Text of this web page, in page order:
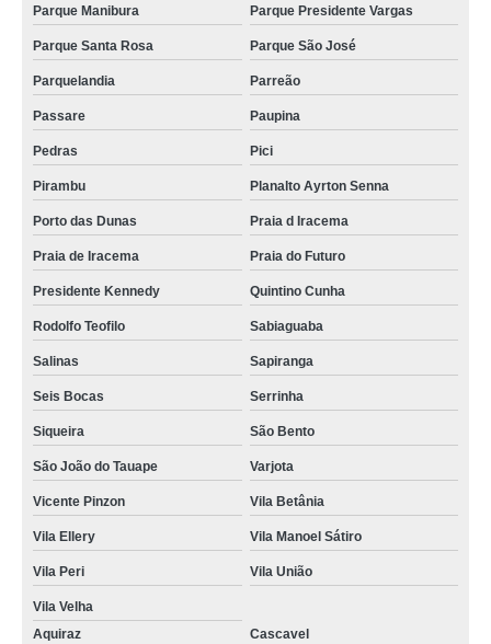
plano de funerária valores Henrique Jorge
empresa de planos de assistência funerária Cajazeiras
plano de assistência funeral familiar Guararapes
empresa de plano funeral para cremação Henrique Jorge
empresa de plano assistência funerária Caucaia
empresa de plano de funerária Chorozinho
valor de plano funeral para cremação Edson Queiroz
planos de assistência funerária Benfica
plano de funerária cotação Meireles
valor de plano de funerária Trairi
planos de assistência funerária valores Parque Manibura
plano de assistência funeral familiar Barroso
plano de funerária Praia de Iracema
valor de plano funerário para cremação Jardim Iracema
Parque Manibura Parque Presidente Vargas
Parque Santa Rosa Parque São José
Parquelandia Parreão
Passare Paupina
Pedras Pici
Pirambu Planalto Ayrton Senna
Porto das Dunas Praia d Iracema
Praia de Iracema Praia do Futuro
Presidente Kennedy Quintino Cunha
Rodolfo Teofilo Sabiaguaba
Salinas Sapiranga
Seis Bocas Serrinha
Siqueira São Bento
São João do Tauape Varjota
Vicente Pinzon Vila Betânia
Vila Ellery Vila Manoel Sátiro
Vila Peri Vila União
Vila Velha
Aquiraz
Cascavel